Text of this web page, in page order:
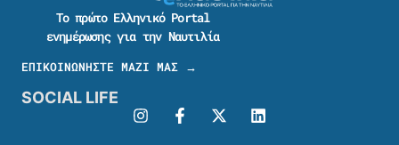
Το πρώτο Ελληνικό Portal
ενημέρωσης για την Ναυτιλία
ΕΠΙΚΟΙΝΩΝΗΣΤΕ ΜΑΖΙ ΜΑΣ →
SOCIAL LIFE